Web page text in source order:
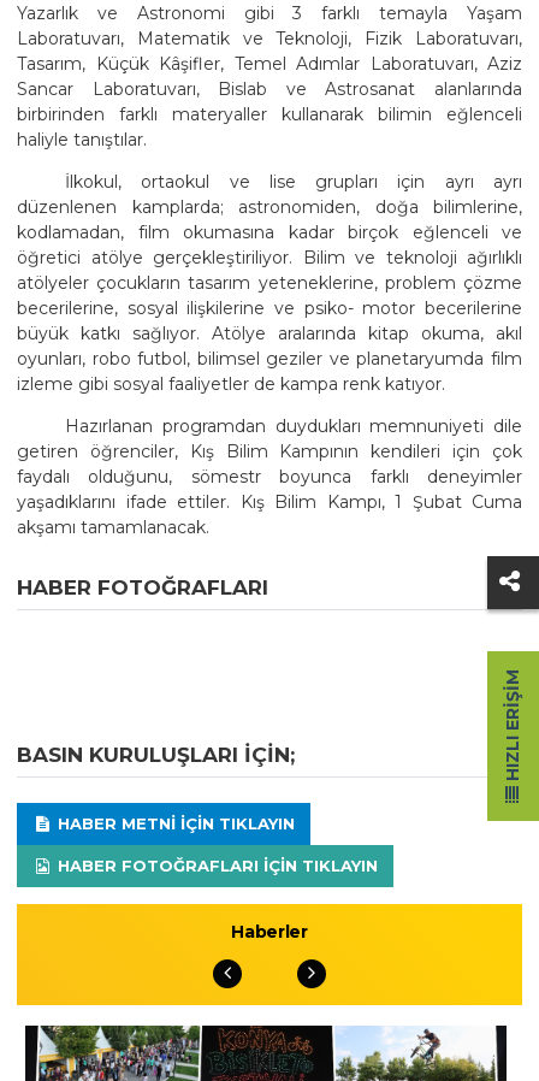
Yazarlık ve Astronomi gibi 3 farklı temayla Yaşam
Laboratuvarı, Matematik ve Teknoloji, Fizik Laboratuvarı,
Tasarım, Küçük Kâşifler, Temel Adımlar Laboratuvarı, Aziz
Sancar Laboratuvarı, Bislab ve Astrosanat alanlarında
birbirinden farklı materyaller kullanarak bilimin eğlenceli
haliyle tanıştılar.
İlkokul, ortaokul ve lise grupları için ayrı ayrı
düzenlenen kamplarda; astronomiden, doğa bilimlerine,
kodlamadan, film okumasına kadar birçok eğlenceli ve
öğretici atölye gerçekleştiriliyor. Bilim ve teknoloji ağırlıklı
atölyeler çocukların tasarım yeteneklerine, problem çözme
becerilerine, sosyal ilişkilerine ve psiko- motor becerilerine
büyük katkı sağlıyor. Atölye aralarında kitap okuma, akıl
oyunları, robo futbol, bilimsel geziler ve planetaryumda film
izleme gibi sosyal faaliyetler de kampa renk katıyor.
Hazırlanan programdan duydukları memnuniyeti dile
getiren öğrenciler, Kış Bilim Kampının kendileri için çok
faydalı olduğunu, sömestr boyunca farklı deneyimler
yaşadıklarını ifade ettiler. Kış Bilim Kampı, 1 Şubat Cuma
akşamı tamamlanacak.
HABER FOTOĞRAFLARI
BASIN KURULUŞLARI IÇIN;
HABER METNI IÇIN TIKLAYIN
HABER FOTOĞRAFLARI IÇIN TIKLAYIN
Haberler
HIZLI ERIŞIM